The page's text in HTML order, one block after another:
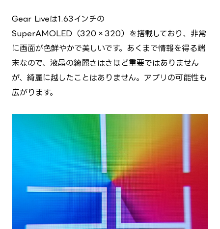
Gear Liveは1.63インチの
SuperAMOLED（320×320）を搭載しており、非常
に画面が色鮮やかで美しいです。あくまで情報を得る端
末なので、液晶の綺麗さはさほど重要ではありません
が、綺麗に越したことはありません。アプリの可能性も
広がります。